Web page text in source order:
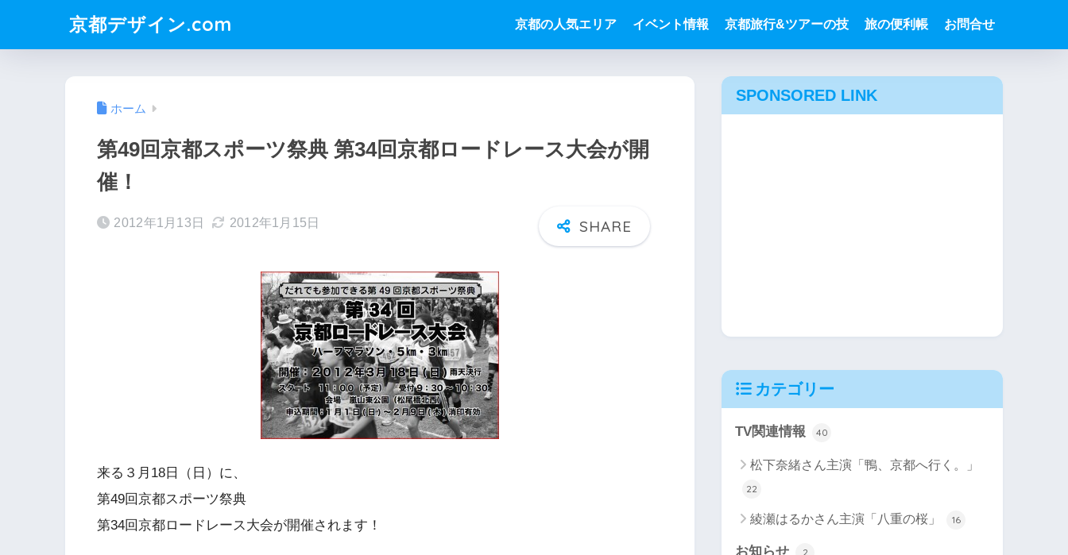
京都デザイン.com 京都の人気エリア イベント情報 京都旅行&ツアーの技 旅の便利帳 お問合せ
ホーム
第49回京都スポーツ祭典 第34回京都ロードレース大会が開
催！
2012年1月13日 2012年1月15日
来る３月18日（日）に、
第49回京都スポーツ祭典
第34回京都ロードレース大会が開催されます！
SPONSORED LINK
カテゴリー
TV関連情報 40
松下奈緒さん主演「鴨、京都へ行く。」
22
綾瀬はるかさん主演「八重の桜」 16
お知らせ 2